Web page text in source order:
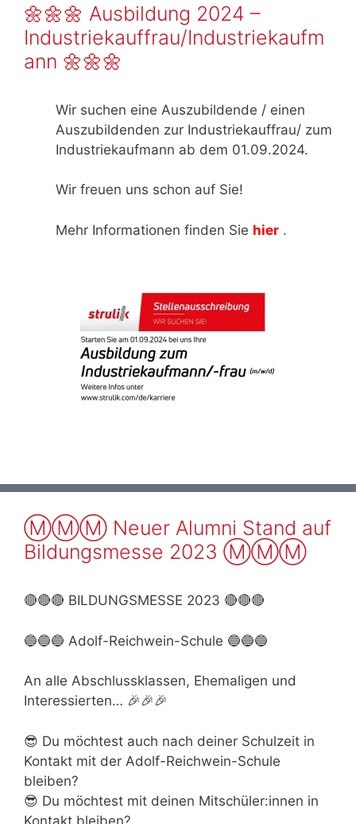
🌼🌼🌼 Ausbildung 2024 –
Industriekauffrau/Industriekaufm
ann 🌼🌼🌼
Wir suchen eine Auszubildende / einen
Auszubildenden zur Industriekauffrau/ zum
Industriekaufmann ab dem 01.09.2024.
Wir freuen uns schon auf Sie!
Mehr Informationen finden Sie hier .
Ⓜ️Ⓜ️Ⓜ️ Neuer Alumni Stand auf
Bildungsmesse 2023 Ⓜ️Ⓜ️Ⓜ️
🔴🔴🔴 BILDUNGSMESSE 2023 🔴🔴🔴
🔵🔵🔵 Adolf-Reichwein-Schule 🔵🔵🔵
An alle Abschlussklassen, Ehemaligen und
Interessierten… 🎉🎉🎉
😎 Du möchtest auch nach deiner Schulzeit in
Kontakt mit der Adolf-Reichwein-Schule
bleiben?
😎 Du möchtest mit deinen Mitschüler:innen in
Kontakt bleiben?